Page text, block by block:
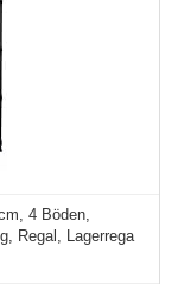
4 Böden,
Regal, Lagerrega